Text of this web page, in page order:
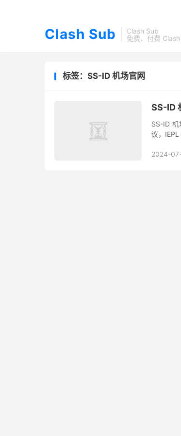
Clash Sub
Clash Sub
免费、付费
标签：SS-ID 机场官网
SS-ID
SS-ID
议，
2024-